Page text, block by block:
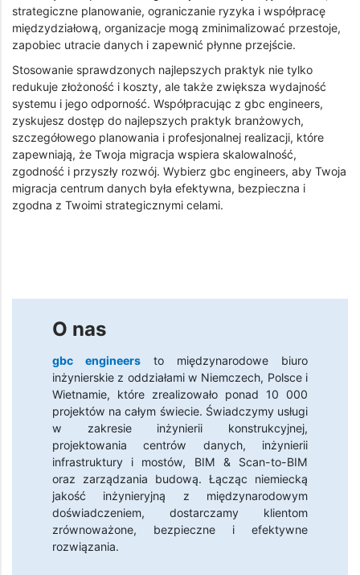
strategiczne planowanie, ograniczanie ryzyka i współpracę
międzydziałową, organizacje mogą zminimalizować przestoje,
zapobiec utracie danych i zapewnić płynne przejście.
Stosowanie sprawdzonych najlepszych praktyk nie tylko
redukuje złożoność i koszty, ale także zwiększa wydajność
systemu i jego odporność. Współpracując z gbc engineers,
zyskujesz dostęp do najlepszych praktyk branżowych,
szczegółowego planowania i profesjonalnej realizacji, które
zapewniają, że Twoja migracja wspiera skalowalność,
zgodność i przyszły rozwój. Wybierz gbc engineers, aby Twoja
migracja centrum danych była efektywna, bezpieczna i
zgodna z Twoimi strategicznymi celami.
O nas
gbc engineers to międzynarodowe biuro
inżynierskie z oddziałami w Niemczech, Polsce i
Wietnamie, które zrealizowało ponad 10 000
projektów na całym świecie. Świadczymy usługi
w zakresie inżynierii konstrukcyjnej,
projektowania centrów danych, inżynierii
infrastruktury i mostów, BIM & Scan-to-BIM
oraz zarządzania budową. Łącząc niemiecką
jakość inżynieryjną z międzynarodowym
doświadczeniem, dostarczamy klientom
zrównoważone, bezpieczne i efektywne
rozwiązania.